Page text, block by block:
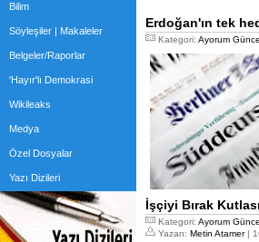
Bilim
Söyleşiler | Makaleler
Belgeler/Raporlar
'Hayır'lı Demokrasi
Wikileaks
Medya
Özel Dosyalar
Yazı Dizileri
Erdoğan'ın tek
Kategori: Ayorum
İşçiyi Bırak
Kategori: Ayorum
Yazan: Metin Atamer|